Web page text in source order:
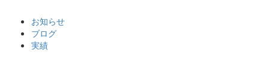
お知らせ
ブログ
実績